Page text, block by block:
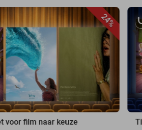
24%
voor film naar keuze